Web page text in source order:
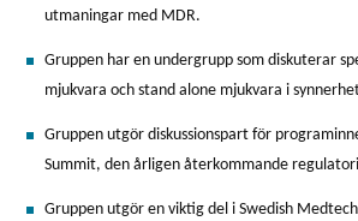
utmaningar med MDR.
Gruppen har en undergrupp som diskuterar
mjukvara och stand alone mjukvara i
Gruppen utgör diskussionspart för
Summit, den årligen återkommande
Gruppen utgör en viktig del i Swedish